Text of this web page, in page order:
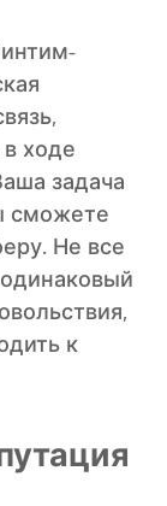
ходе
задача
сможете
Не все
к